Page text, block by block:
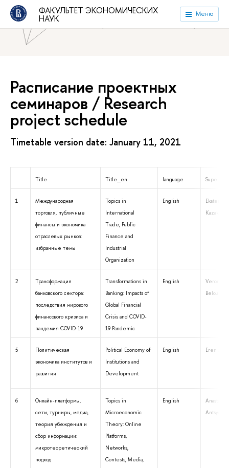
ФАКУЛЬТЕТ ЭКОНОМИЧЕСКИХ
НАУК Меню
Национальный исследовательский университет «Высшая
школа экономики»
Факультет экономических наук
Расписание проектных
семинаров / Research
project schedule
Timetable version date: January 11, 2021
Title Title_en language
1
Международная
торговля, публичные
финансы и экономика
отраслевых рынков:
избранные темы
Topics in
International
Trade, Public
Finance and
Industrial
Organization
English
Ekaterina
Kazakova
2
Трансформация
банковского сектора:
последствия мирового
финансового кризиса и
пандемия COVID-19
Transformations in
Banking: Impacts of
Global Financial
Crisis and COVID-
19 Pandemic
English
Veronika
Belousova
5
Политическая
экономика институтов и
развития
Political Economy of
Institutions and
Development
English Eren
6
Онлайн-платформы,
сети, турниры, медиа,
теория убеждения и
сбор информации:
микротеоретический
подход
Topics in
Microeconomic
Theory: Online
Platforms,
Networks,
Contests, Media,
English
Anastasia
Antsygina